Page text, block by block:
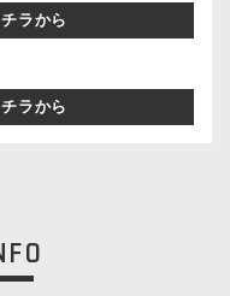
ラから
ラから